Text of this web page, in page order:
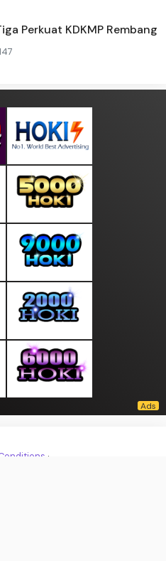
Perkuat KDKMP Rembang
·